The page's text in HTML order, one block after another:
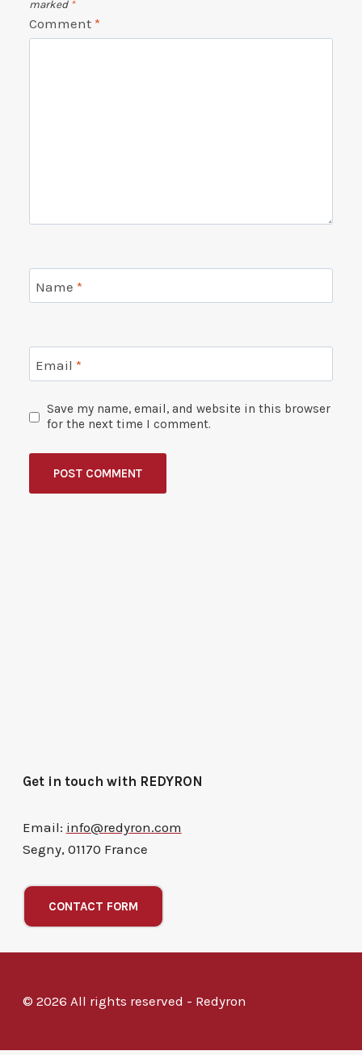
marked *
Comment *
Name*
Email*
Save my name, email, and website in this browser
for the next time I comment.
Get in touch with REDYRON
Email: info@redyron.com
Segny, 01170 France
CONTACT FORM
© 2026 All rights reserved - Redyron